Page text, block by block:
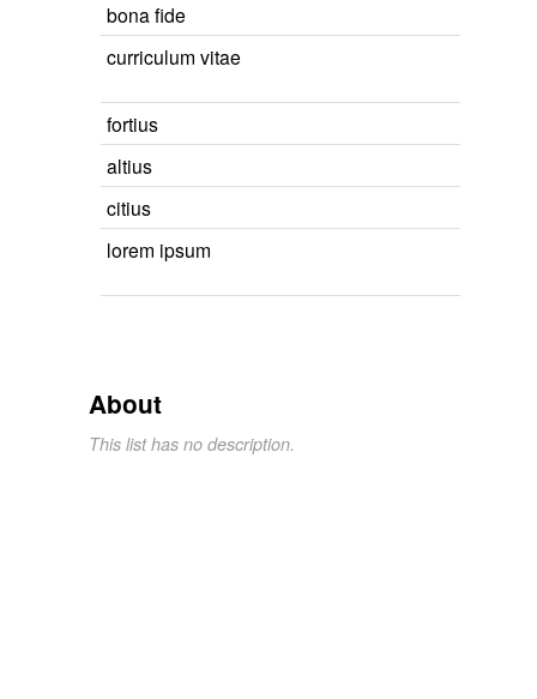
bona fide
curriculum vitae
fortius
altius
citius
lorem ipsum
About
This list has no description.